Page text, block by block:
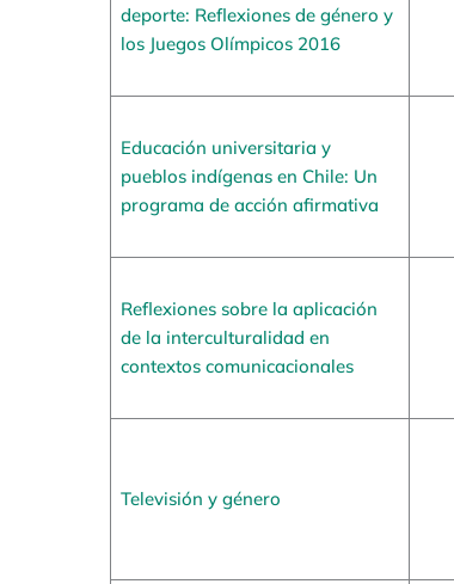
deporte: Reflexiones de género y
los Juegos Olímpicos 2016
Educación universitaria y
pueblos indígenas en Chile: Un
programa de acción afirmativa
Reflexiones sobre la aplicación
de la interculturalidad en
contextos comunicacionales
Televisión y género